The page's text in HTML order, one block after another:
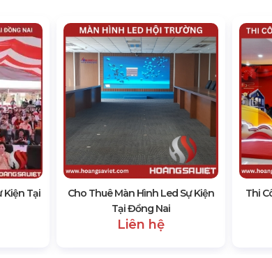
Kiện Tại
Cho Thuê Màn Hình Led Sự Kiện
Tại Đồng Nai
Liên hệ
Thi